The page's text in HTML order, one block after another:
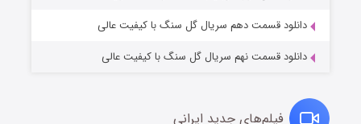
دانلود قسمت دهم سریال گل سنگ با کیفیت عالی
دانلود قسمت نهم سریال گل سنگ با کیفیت عالی
فیلم‌های جدید ایرانی